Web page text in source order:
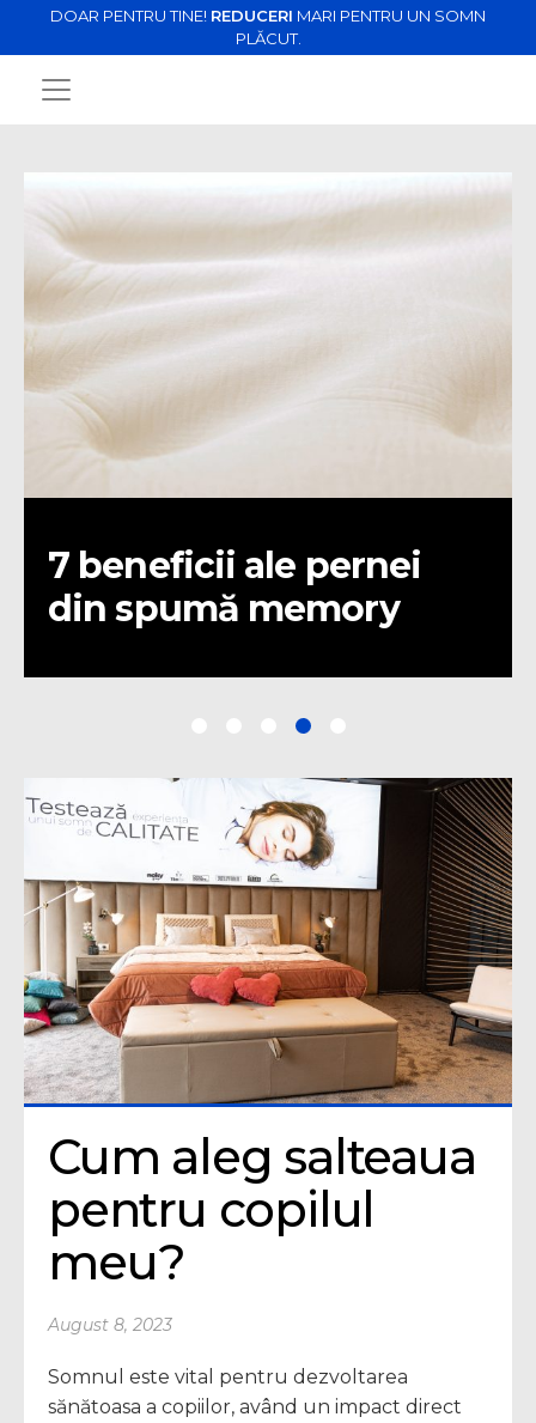
DOAR PENTRU TINE! REDUCERI MARI PENTRU UN SOMN
PLĂCUT.
Cum alegem somiera
potrivită?
Cum aleg salteaua
pentru copilul
meu?
August 8, 2023
Somnul este vital pentru dezvoltarea
sănătoasa a copiilor, având un impact direct